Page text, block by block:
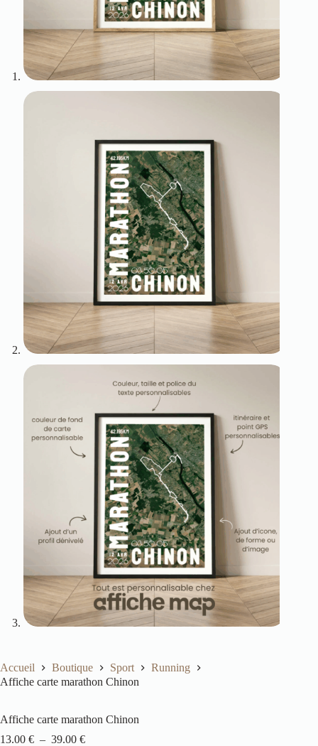
Accueil Boutique Sport
Running
Affiche carte marathon Chinon
Affiche carte marathon Chinon
13.00 € – 39.00 €